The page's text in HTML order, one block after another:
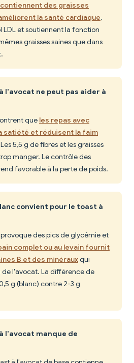
des graisses
la santé cardiaque,
LDL et soutiennent la fonction
graisses saines que dans
l'avocat ne peut pas aider à
que les repas avec
satiété et réduisent la faim
5,5 g de fibres et les graisses
manger. Le contrôle des
favorable à la perte de poids.
convient pour le toast à
des pics de glycémie et
complet ou au levain fournit
B et des minérauxqui
l'avocat. La différence de
g (blanc) contre 2-3 g
l'avocat manque de